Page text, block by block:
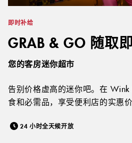
即时补给
GRAB & GO 随取
您的客房迷你超市
告别价格虚高的迷你吧。在
食和必需品，享受便利店的实惠价
24 小时全天候开放